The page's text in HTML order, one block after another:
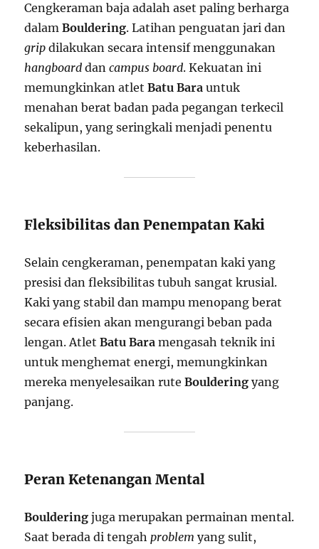
Cengkeraman baja adalah aset paling berharga
dalamBouldering. Latihan penguatan jari dan
grip dilakukan secara intensif menggunakan
hangboard dancampus board. Kekuatan ini
memungkinkan atletBatu Bara untuk
menahan berat badan pada pegangan terkecil
sekalipun, yang seringkali menjadi penentu
keberhasilan.
Fleksibilitas dan Penempatan Kaki
Selain cengkeraman, penempatan kaki yang
presisi dan fleksibilitas tubuh sangat krusial.
Kaki yang stabil dan mampu menopang berat
secara efisien akan mengurangi beban pada
lengan. AtletBatu Bara mengasah teknik ini
untuk menghemat energi, memungkinkan
mereka menyelesaikan ruteBouldering yang
panjang.
Peran Ketenangan Mental
Bouldering juga merupakan permainan mental.
Saat berada di tengahproblem yang sulit,